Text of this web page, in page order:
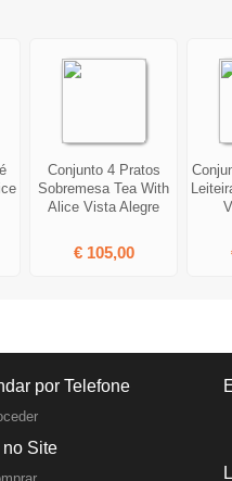
Conjunto 4 Pratos
Sobremesa Tea With
Alice Vista Alegre
€ 105,00
por Telefone
Site